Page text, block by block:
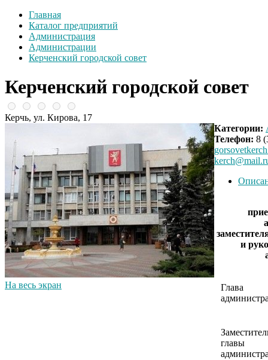
Главная
Каталог предприятий
Администрация
Администрации
Керченский городской совет
Керченский городской совет
Керчь, ул. Кирова, 17
На весь экран
Категории:
Телефон: 8
и
Глава
главы